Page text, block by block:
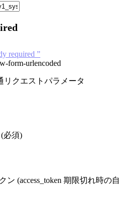
required ”
form-urlencoded
リクエストパラメータ
必須)
(access_token 期限切れ時の自